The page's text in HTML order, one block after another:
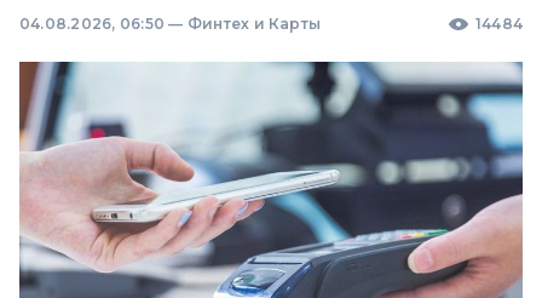
04.08.2026, 06:50 — Финтех и Карты 14484